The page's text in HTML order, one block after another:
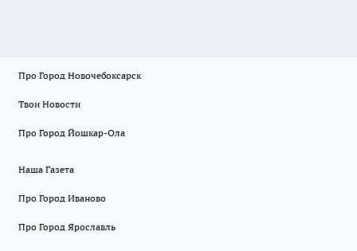
Про Город Новочебоксарск
Твои Новости
Про Город Йошкар-Ола
Наша Газета
Про Город Иваново
Про Город Ярославль